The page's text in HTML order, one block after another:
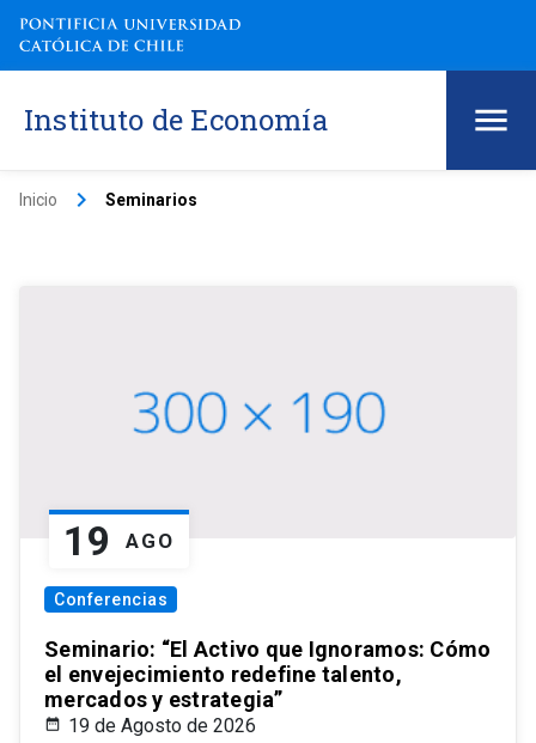
Instituto de Economía
Inicio keyboard_arrow_right Seminarios
19 AGO
Conferencias
Seminario: “El Activo que Ignoramos: Cómo
el envejecimiento redefine talento,
mercados y estrategia”
19 de Agosto de 2026